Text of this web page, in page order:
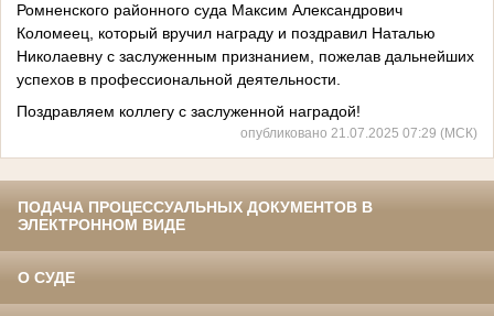
Ромненского районного суда Максим Александрович
Коломеец, который вручил награду и поздравил Наталью
Николаевну с заслуженным признанием, пожелав дальнейших
успехов в профессиональной деятельности.
Поздравляем коллегу с заслуженной наградой!
опубликовано 21.07.2025 07:29 (МСК)
ПОДАЧА ПРОЦЕССУАЛЬНЫХ ДОКУМЕНТОВ В
ЭЛЕКТРОННОМ ВИДЕ
О СУДЕ